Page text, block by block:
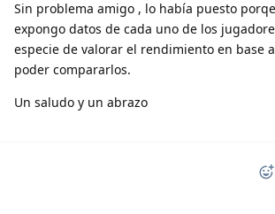
Sin problema amigo , lo había puesto
expongo datos de cada uno de los
especie de valorar el rendimiento en base
poder compararlos.
Un saludo y un abrazo